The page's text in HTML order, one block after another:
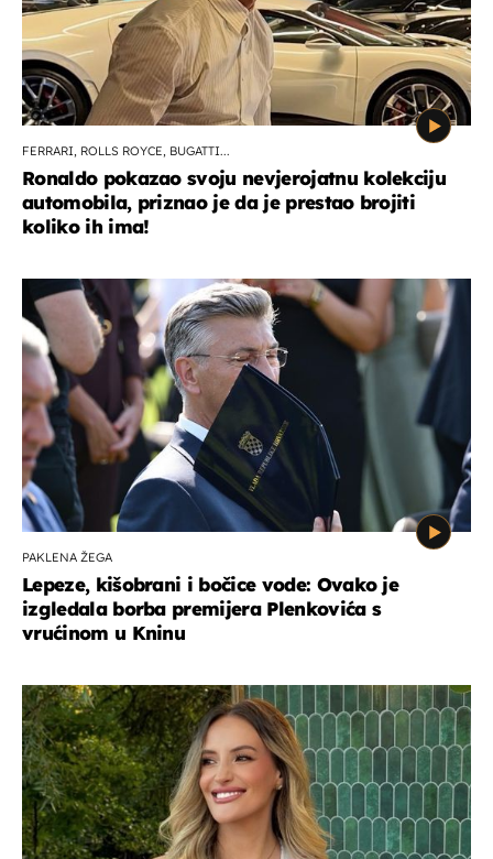
FERRARI, ROLLS ROYCE, BUGATTI...
Ronaldo pokazao svoju nevjerojatnu kolekciju
automobila, priznao je da je prestao brojiti
koliko ih ima!
PAKLENA ŽEGA
Lepeze, kišobrani i bočice vode: Ovako je
izgledala borba premijera Plenkovića s
vrućinom u Kninu